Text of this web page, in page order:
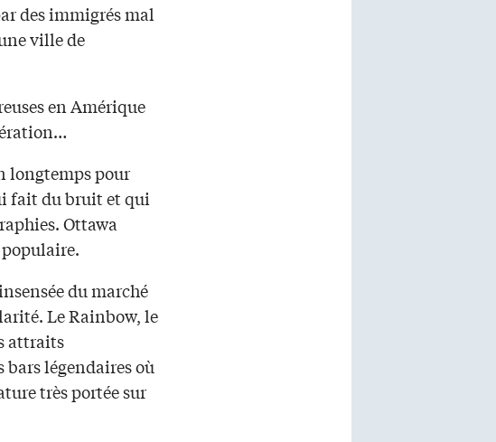
des immigrés mal
ville de
en Amérique
longtemps pour
fait du bruit et qui
Ottawa
du marché
Le Rainbow, le
attraits
bars légendaires où
très portée sur